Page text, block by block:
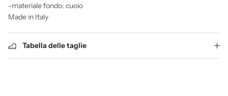
-materiale fondo: cuoio
Made in Italy
Tabella delle taglie